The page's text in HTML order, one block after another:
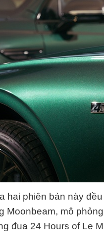
hai phiên bản này
Moonbeam, mô
đua 24 Hours of Le